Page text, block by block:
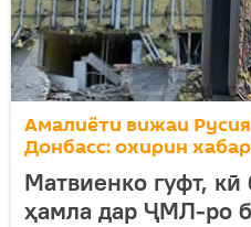
Амалиёти вижаи
Донбасс: охирин
Матвиенко гуфт, кӣ
ҳамла дар ҶМЛ-ро